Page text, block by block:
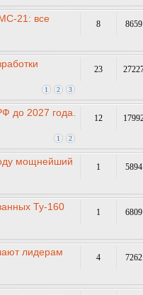
21: все
8 8659
1 2 3
23
до 2027 года.
1 2
12
мощнейший
1 5894
Ту-160
1 6809
лидерам
4 7262